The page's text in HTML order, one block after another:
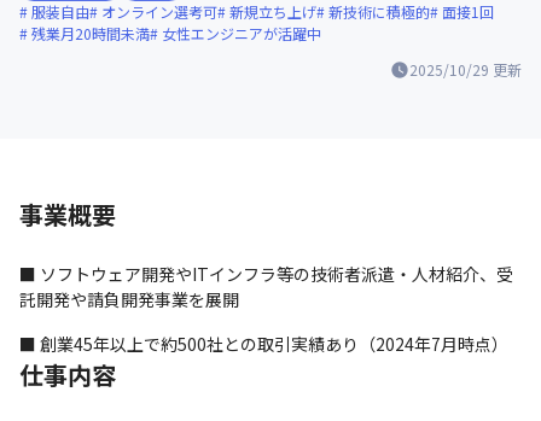
2025/10/29 更新
服装自由
オンライン選考可 新規立ち上げ 新技術に積極的
面接1回
残業月20時間未満
女性エンジニアが活躍中
事業概要
■ ソフトウェア開発やITインフラ等の技術者派遣・人材紹介、受
託開発や請負開発事業を展開
■ 創業45年以上で約500社との取引実績あり（2024年7月時点）
仕事内容